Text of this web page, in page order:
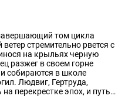
том цикла
стремительно рвется с
на крыльях черную
разжег в своем горне
собираются в школе
Людвиг, Гертруда,
перекрестке эпох, и путь,